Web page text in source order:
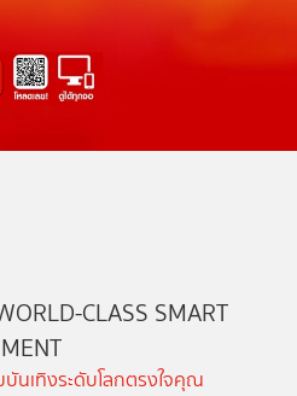
CLASS SMART
นเทิงระดับโลกตรงใจคุณ